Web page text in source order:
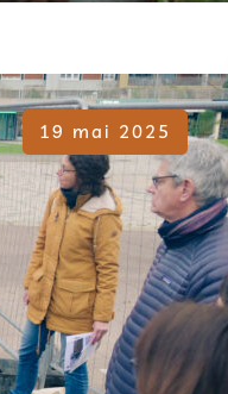
19 mai 2025